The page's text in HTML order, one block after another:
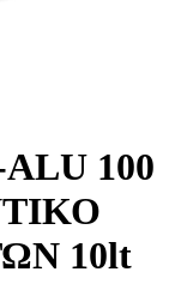
100
10lt